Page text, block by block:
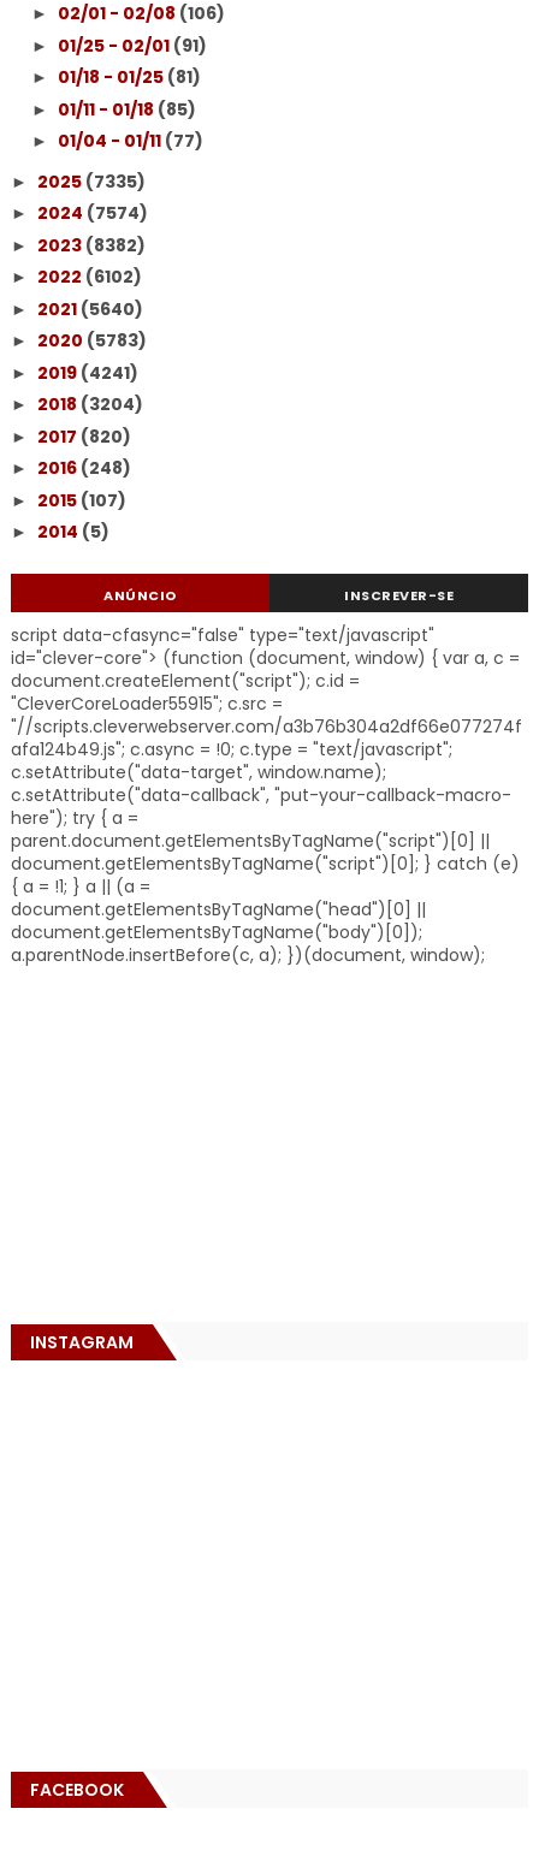
► 02/01 - 02/08 (106)
► 01/25 - 02/01 (91)
► 01/18 - 01/25 (81)
► 01/11 - 01/18 (85)
► 01/04 - 01/11 (77)
► 2025 (7335)
► 2024 (7574)
► 2023 (8382)
► 2022 (6102)
► 2021 (5640)
► 2020 (5783)
► 2019 (4241)
► 2018 (3204)
► 2017 (820)
► 2016 (248)
► 2015 (107)
► 2014 (5)
ANÚNCIO INSCREVER-SE
script data-cfasync="false" type="text/javascript"
id="clever-core"> (function (document, window) { var a, c =
document.createElement("script"); c.id =
"CleverCoreLoader55915"; c.src =
"//scripts.cleverwebserver.com/a3b76b304a2df66e077274f
afa124b49.js"; c.async = !0; c.type = "text/javascript";
c.setAttribute("data-target", window.name);
c.setAttribute("data-callback", "put-your-callback-macro-
here"); try { a =
parent.document.getElementsByTagName("script")[0] ||
document.getElementsByTagName("script")[0]; } catch (e)
{ a = !1; } a || (a =
document.getElementsByTagName("head")[0] ||
document.getElementsByTagName("body")[0]);
a.parentNode.insertBefore(c, a); })(document, window);
INSTAGRAM
FACEBOOK